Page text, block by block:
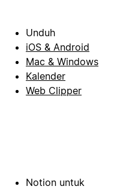
Unduh
iOS & Android
Mac & Windows
Kalender
Web Clipper
Notion untuk